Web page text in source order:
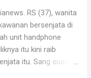
Lubuk Basung,
Pariaman, Parit
dan Tua Pejat.
Sumbar masih
berawan.
RS (37), wanita
bersenjata di
unit handphone
itu kini raib
itu. Sang suami,